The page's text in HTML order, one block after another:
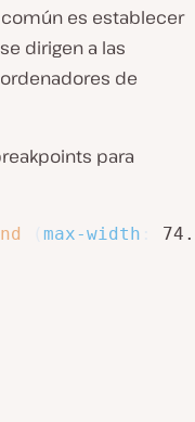
es establecer
dirigen a las
de
para
max-width